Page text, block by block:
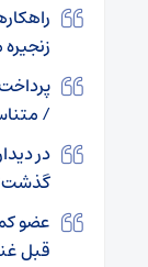
/
در
عضو
قبل